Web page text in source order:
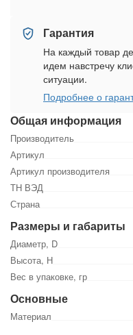
Общая информация
Производитель
Артикул
Артикул производителя
ТН ВЭД
Страна
Размеры и габариты
Диаметр, D
Высота, Н
Вес в упаковке, гр
Основные
Материал
Гарантия
На каждый товар
идем навстречу
ситуации.
Подробнее о